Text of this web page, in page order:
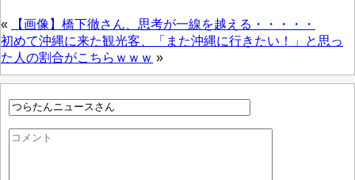
«
【画像】橋下徹さん、思考が一線を越える・・・・・
初めて沖縄に来た観光客、「また沖縄に行きたい！」と思っ
た人の割合がこちらｗｗｗ »